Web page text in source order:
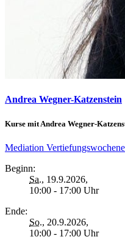
Andrea Wegner-Katzenstein
Kurse mit Andrea Wegner-
Mediation
Beginn:
Sa., 19.9.2026,
10:00 - 17:00 Uhr
Ende:
So., 20.9.2026,
10:00 - 17:00 Uhr